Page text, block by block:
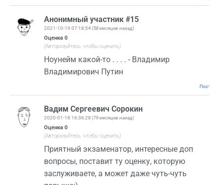
Анонимный участник #15
2021-10-19 07:18:54(58 месяцев назад)
Оценка 0
(Авторизуйтесь, чтобы оценить)
Ноунейм какой-то . . . . - Владимир
Владимирович Путин
Вадим Сергеевич Сорокин
2020-01-18 16:36:28 (79 месяцев назад)
Оценка 0
(Авторизуйтесь, чтобы оценить)
Приятный экзаменатор, интересные доп
вопросы, поставит ту оценку, которую
заслуживаете, а может даже чуть-чуть